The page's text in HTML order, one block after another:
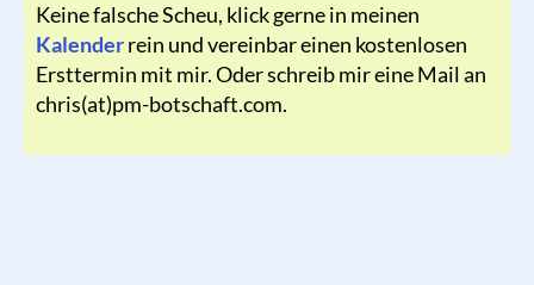
Keine falsche Scheu, klick gerne in meinen
Kalenderrein und vereinbar einen kostenlosen
Ersttermin mit mir. Oder schreib mir eine Mail an
chris(at)pm-botschaft.com.